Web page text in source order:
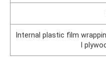
Internal plastic film
l